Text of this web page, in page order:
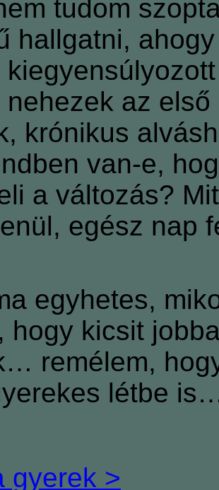
tudom
hallgatni,
nehezek az
krónikus
van-e,
a változás?
egész nap
egyhetes,
hogy kicsit
remélem,
létbe
gyerek >